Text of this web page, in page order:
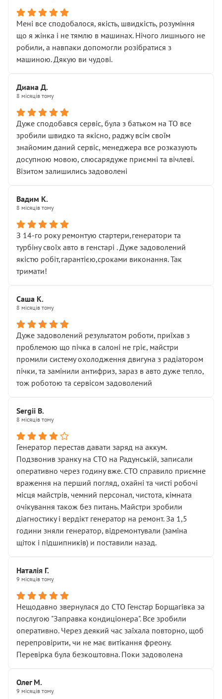
Мені все сподобалося, якість, швидкість, розуміння
що я жінка і не тямлю в машинах. Нічого лишнього не
робили, а навпаки допомогли розібратися з
машиною. Дякую ви чудові.
Диана Д.
8 місяців тому
Дуже сподобався сервіс, була з батьком на ТО все
зробили швидко та якісно, раджу всім своїм
знайомим даний сервіс, менеджера все розказують
досупною мовою, слюсарядуже приємні та вічлеві.
Візитом залишились задоволені
Вадим К.
8 місяців тому
З 14-го року ремонтую стартери,генератори та
турбіну своїх авто в генстарі . Дуже задоволений
якістю робіт,гарантією,сроками виконання. Так
тримати!
Саша К.
8 місяців тому
Дуже задоволений результатом роботи, приїхав з
проблемою що пічка в салоні не гріє, майстри
промили систему охолодження двигуна з радіатором
пічки, та замінили антифриз, зараз в авто дуже тепло,
тож роботою та сервісом задоволений
Sergii B.
8 місяців тому
Генератор перестав давати заряд на аккум.
Подзвонив зранку на СТО на Радунській, записали
оперативно через годину вже. СТО справило приємне
враження на перший погляд, охайні та чисті робочі
місця майстрів, чемний персонал, чистота, кімната
очікування також без питань. Майстри зробили
діагностику і вердікт генератор на ремонт. За 1,5
години зняли генератор, відремонтували (заміна
щіток і підшипників) и поставили назад.
Наталія Г.
9 місяців тому
Нещодавно звернулася до СТО Генстар Борщагівка за
послугою "Заправка кондиціонера". Все зробили
оперативно. Через деякий час заїхала повторно, щоб
перепровірити, чи не має витікання фреону.
Перевірка була безкоштовна. Поки задоволена
Олег М.
9 місяців тому